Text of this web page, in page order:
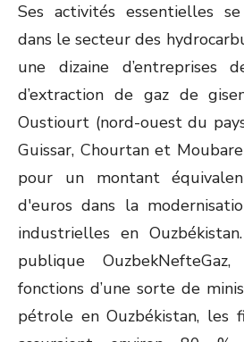
Ses activités essentielles
dans le secteur des
une dizaine d’entreprises
d’extraction de gaz de
Oustiourt (nord-ouest du
Guissar, Chourtan et
pour un montant
d'euros dans la
industrielles en
publique
fonctions d’une sorte de
pétrole en Ouzbékistan, les